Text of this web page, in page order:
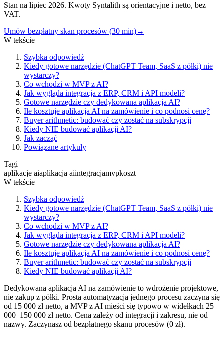
Stan na lipiec 2026. Kwoty Syntalith są orientacyjne i netto, bez
VAT.
Umów bezpłatny skan procesów (30 min)→
W tekście
Szybka odpowiedź
Kiedy gotowe narzędzie (ChatGPT Team, SaaS z półki) nie
wystarczy?
Co wchodzi w MVP z AI?
Jak wygląda integracja z ERP, CRM i API modeli?
Gotowe narzędzie czy dedykowana aplikacja AI?
Ile kosztuje aplikacja AI na zamówienie i co podnosi cenę?
Buyer arithmetic: budować czy zostać na subskrypcji
Kiedy NIE budować aplikacji AI?
Jak zacząć
Powiązane artykuły
Tagi
aplikacje aiaplikacja aiintegracjamvpkoszt
W tekście
Szybka odpowiedź
Kiedy gotowe narzędzie (ChatGPT Team, SaaS z półki) nie
wystarczy?
Co wchodzi w MVP z AI?
Jak wygląda integracja z ERP, CRM i API modeli?
Gotowe narzędzie czy dedykowana aplikacja AI?
Ile kosztuje aplikacja AI na zamówienie i co podnosi cenę?
Buyer arithmetic: budować czy zostać na subskrypcji
Kiedy NIE budować aplikacji AI?
Dedykowana aplikacja AI na zamówienie to wdrożenie projektowe,
nie zakup z półki. Prosta automatyzacja jednego procesu zaczyna się
od 15 000 zł netto, a MVP z AI mieści się typowo w widełkach 25
000–150 000 zł netto. Cena zależy od integracji i zakresu, nie od
nazwy. Zaczynasz od bezpłatnego skanu procesów (0 zł).